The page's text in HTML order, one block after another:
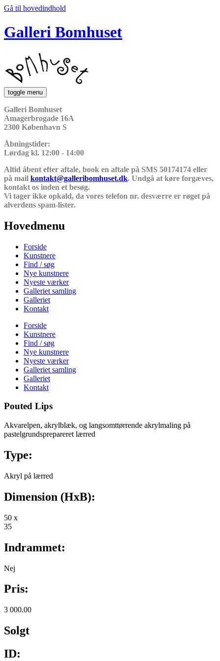
Gå til hovedindhold
Galleri Bomhuset
toggle menu
Galleri Bomhuset
Amagerbrogade 16A
2300 København S
Åbningstider:
Lørdag kl. 12:00 - 14:00
Altid åbent efter aftale, book en aftale på SMS 50174174 eller
på mail kontakt@galleribomhuset.dk. Undgå at køre forgæves,
kontakt os inden et besøg.
Vi tager ikke opkald, da vores telefon nr. desværre er røget på
alverdens spam-lister.
Hovedmenu
Forside
Kunstnere
Find / søg
Nye kunstnere
Nyeste værker
Galleriet samling
Galleriet
Kontakt
Forside
Kunstnere
Find / søg
Nye kunstnere
Nyeste værker
Galleriet samling
Galleriet
Kontakt
Pouted Lips
Akvarelpen, akrylblæk, og langsomttørrende akrylmaling på
pastelgrundsprepareret lærred
Type:
Akryl på lærred
Dimension (HxB):
50 x
35
Indrammet:
Nej
Pris:
3 000.00
Solgt
ID: